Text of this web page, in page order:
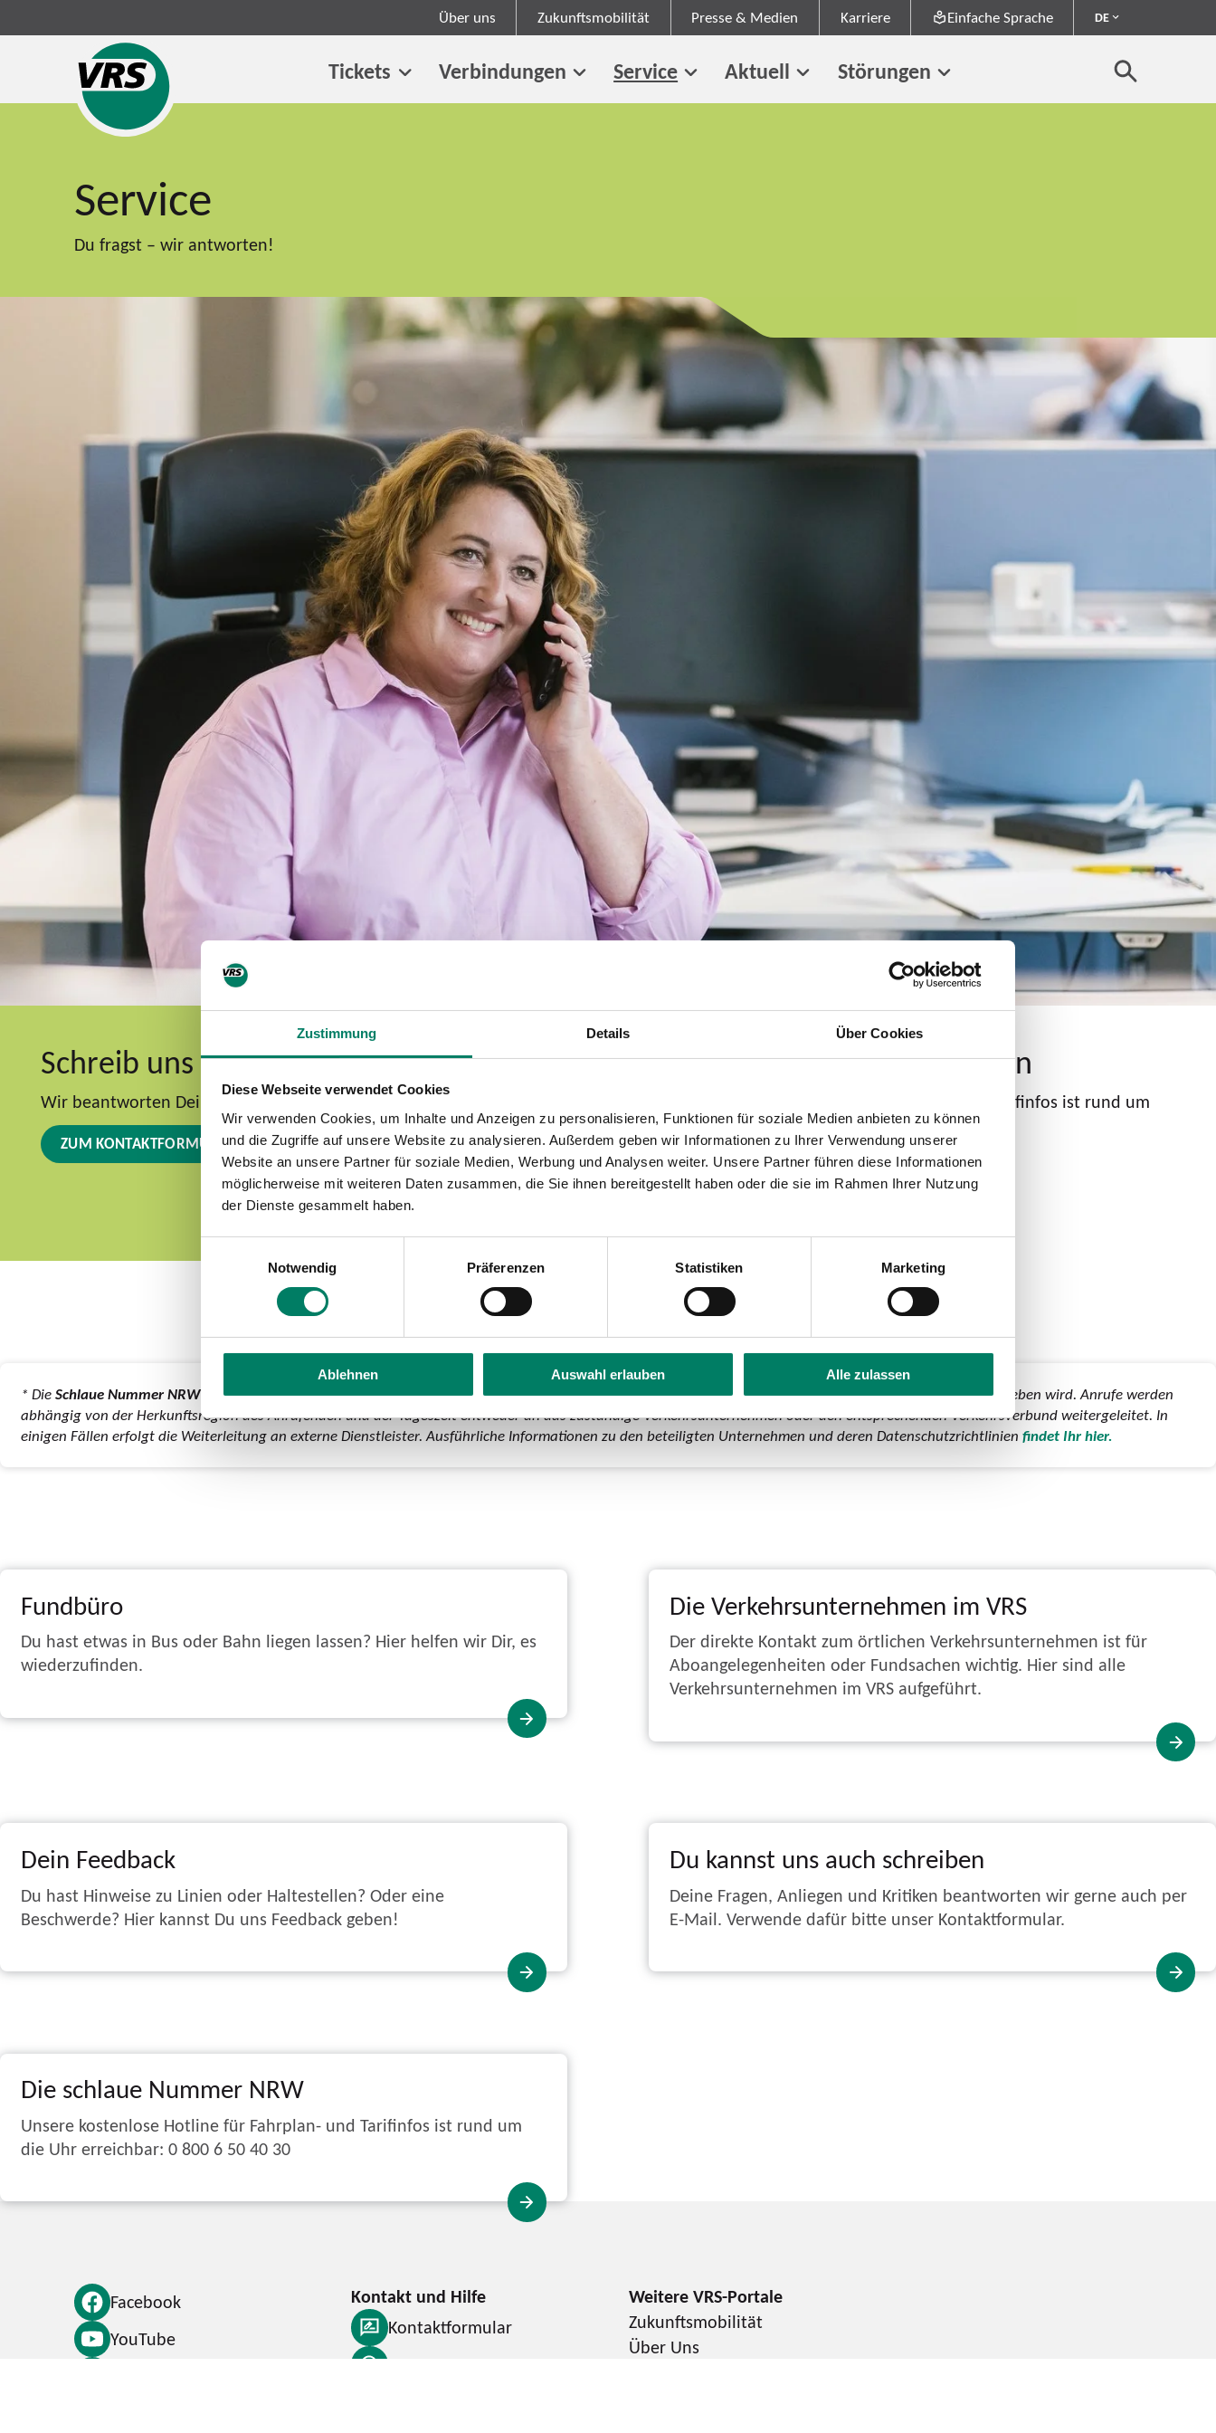
Zustimmung Details Über Cookies
Diese Webseite verwendet Cookies
Wir verwenden Cookies, um Inhalte und Anzeigen zu personalisieren, Funktionen für soziale Medien anbieten zu können
und die Zugriffe auf unsere Website zu analysieren. Außerdem geben wir Informationen zu Ihrer Verwendung unserer
Website an unsere Partner für soziale Medien, Werbung und Analysen weiter. Unsere Partner führen diese Informationen
möglicherweise mit weiteren Daten zusammen, die Sie ihnen bereitgestellt haben oder die sie im Rahmen Ihrer Nutzung
der Dienste gesammelt haben.
Notwendig
Präferenzen Statistiken Marketing
Ablehnen Auswahl erlauben Alle zulassen
Über uns Zukunftsmobilität Presse & Medien Karriere Einfache Sprache DE
Tickets Verbindungen Service Aktuell Störungen
Service
Du fragst – wir antworten!
Schreib uns Deine Fragen
Wir beantworten Deine Fragen gerne auch per E-Mail.
ZUM KONTAKTFORMULAR
Rufe die Schlaue Nummer an
Unsere kostenlose Hotline für Fahrplan- und Tarifinfos ist rund um
die Uhr für Dich erreichbar:
0 800 6 50 40 30 *
* DieSchlaue Nummer NRWist eine Initiative, die von verschiedenen Verkehrsunternehmen und Verkehrsverbünden in Nordrhein-Westfalen gemeinsam betrieben wird. Anrufe werden
abhängig von der Herkunftsregion des Anrufenden und der Tageszeit entweder an das zuständige Verkehrsunternehmen oder den entsprechenden Verkehrsverbund weitergeleitet. In
einigen Fällen erfolgt die Weiterleitung an externe Dienstleister. Ausführliche Informationen zu den beteiligten Unternehmen und deren Datenschutzrichtlinien findet Ihr hier.
Fundbüro
Du hast etwas in Bus oder Bahn liegen lassen? Hier helfen wir Dir, es
wiederzufinden.
Die Verkehrsunternehmen im VRS
Der direkte Kontakt zum örtlichen Verkehrsunternehmen ist für
Aboangelegenheiten oder Fundsachen wichtig. Hier sind alle
Verkehrsunternehmen im VRS aufgeführt.
Dein Feedback
Du hast Hinweise zu Linien oder Haltestellen? Oder eine
Beschwerde? Hier kannst Du uns Feedback geben!
Du kannst uns auch schreiben
Deine Fragen, Anliegen und Kritiken beantworten wir gerne auch per
E-Mail. Verwende dafür bitte unser Kontaktformular.
Die schlaue Nummer NRW
Unsere kostenlose Hotline für Fahrplan- und Tarifinfos ist rund um
die Uhr erreichbar: 0 800 6 50 40 30
Facebook
YouTube
Kontaktformular
Zukunftsmobilität
Über Uns